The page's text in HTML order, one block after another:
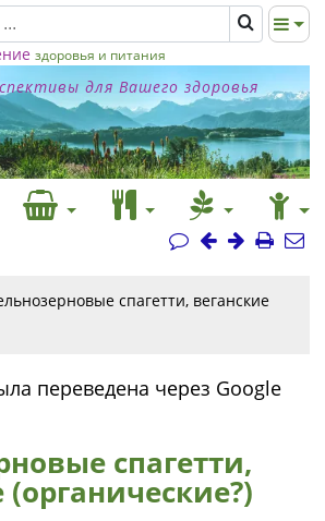
здоровья и питания
для Вашего здоровья
спагетти, веганские
переведена через Google
спагетти,
(органические?)